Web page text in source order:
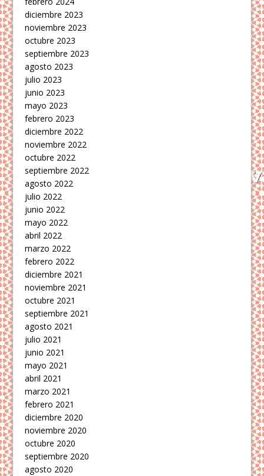
diciembre 2023
noviembre 2023
octubre 2023
septiembre 2023
agosto 2023
julio 2023
junio 2023
mayo 2023
febrero 2023
diciembre 2022
noviembre 2022
octubre 2022
septiembre 2022
agosto 2022
julio 2022
junio 2022
mayo 2022
abril 2022
marzo 2022
febrero 2022
diciembre 2021
noviembre 2021
octubre 2021
septiembre 2021
agosto 2021
julio 2021
junio 2021
mayo 2021
abril 2021
marzo 2021
febrero 2021
diciembre 2020
noviembre 2020
octubre 2020
septiembre 2020
agosto 2020